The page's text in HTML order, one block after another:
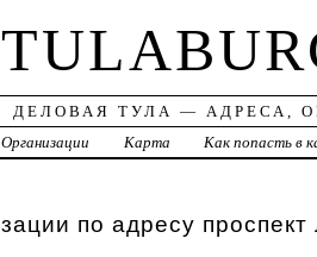
ДЕЛОВАЯ ТУЛА — АДРЕСА,
Организации Карта Как попасть в
по адресу проспект